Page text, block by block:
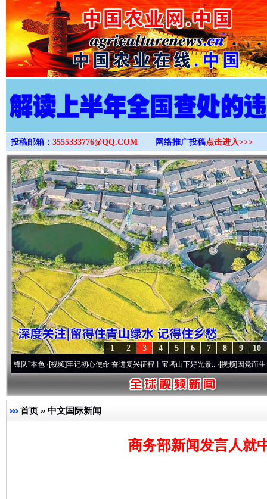
>
投稿邮箱： 3555333776@QQ.COM 网络推广投稿点击进入>>>
10
9
8
7
6
5
4
3
2
1
·[视频]牢记初心使命 奋进复兴征程丨宝塔山下好光景..·[视频]因党而生 为党而战
首页 » 中文国际新闻
商务部新闻发言人就